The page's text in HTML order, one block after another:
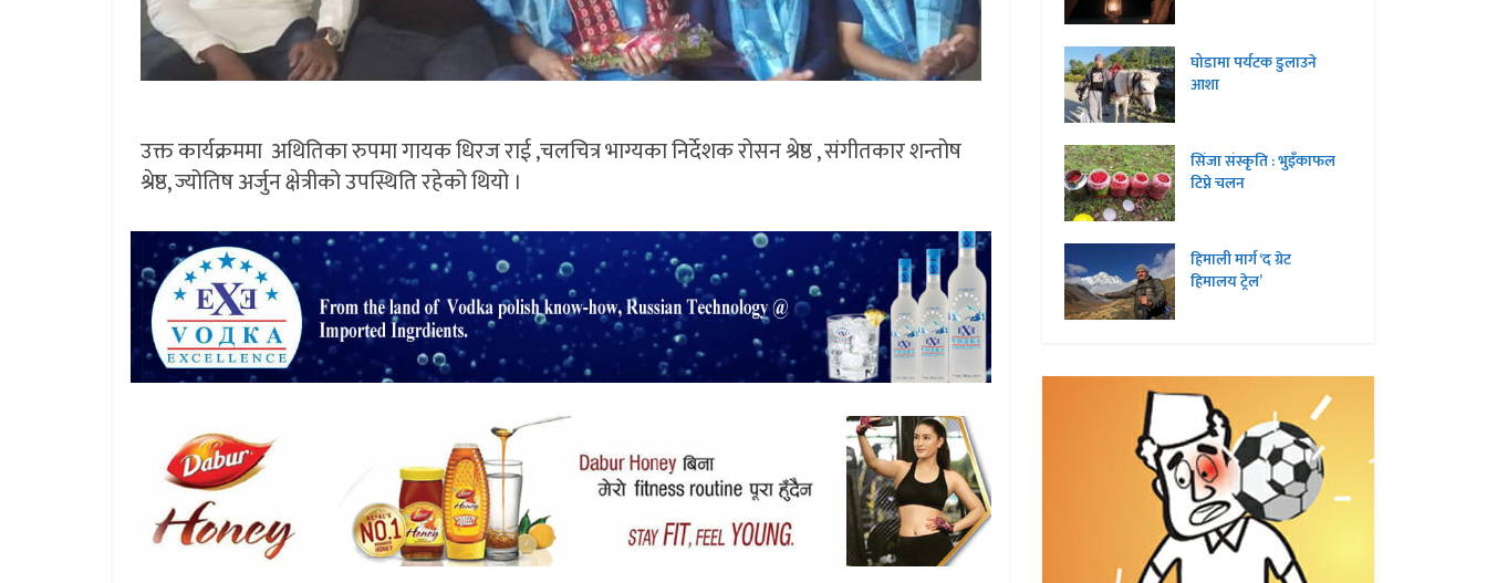
उक्त कार्यक्रममा अथितिका रुपमा गायक धिरज राई ,चलचित्र भाग्यका निर्देशक रोसन श्रेष्ठ , संगीतकार शन्तोष
श्रेष्ठ, ज्योतिष अर्जुन क्षेत्रीको उपस्थिति रहेको थियो ।
घोडामा पर्यटक डुलाउने
आशा
सिंजा संस्कृति : भुइँकाफल
टिप्ने चलन
हिमाली मार्ग ‘द ग्रेट
हिमालय ट्रेल’